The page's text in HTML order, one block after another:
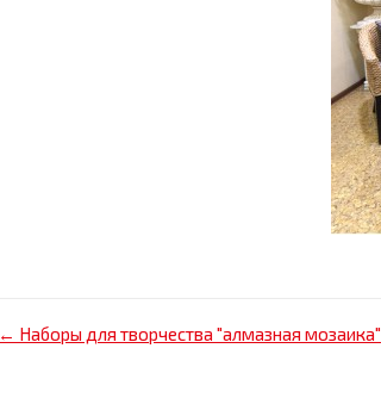
← Наборы для творчества "алмазная мозаика"